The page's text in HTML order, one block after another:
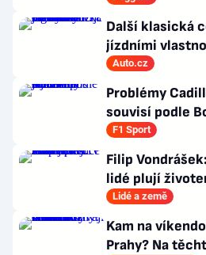
Další klasická
jízdními
znovu využije
Auto.cz
Problémy
souvisí podle
chlazením
F1 Sport
Filip
lidé plují
věci tolik neřeší
Lidé a země
Kam na
Prahy? Na